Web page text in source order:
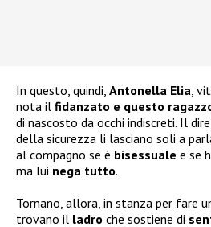
In questo, quindi, Antonella Elia,
nota il fidanzato e questo
di nascosto da occhi indiscreti. Il
della sicurezza li lasciano soli a
al compagno se è bisessuale e se
ma lui nega tutto.
Tornano, allora, in stanza per fare
trovano il ladro che sostiene di